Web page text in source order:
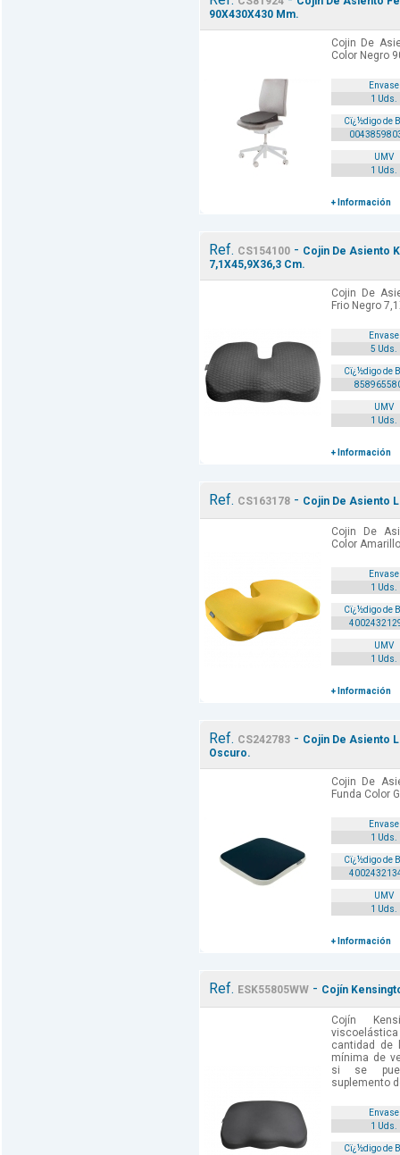
90X430X430 Mm.
Cojin De
Color Negro
Envase
1 Uds.
Cï¿½digo de
UMV
1 Uds.
+ Información
Ref. CS154100- Cojin De Asiento
7,1X45,9X36,3 Cm.
Cojin De
Frio Negro
Envase
5 Uds.
Cï¿½digo de
UMV
1 Uds.
+ Información
Ref. CS163178- Cojin De Asiento
Cojin De
Color
Envase
1 Uds.
Cï¿½digo de
UMV
1 Uds.
+ Información
Ref. CS242783- Cojin De Asiento
Oscuro.
Cojin De
Funda Color
Envase
1 Uds.
Cï¿½digo de
UMV
1 Uds.
+ Información
Ref. ESK55805WW- Cojín
Cojín
cantidad de
mínima de
si se
suplemento
Envase
1 Uds.
Cï¿½digo de